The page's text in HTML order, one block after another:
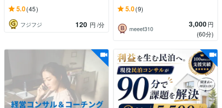
5.0(45)
フジフジ 120 円 /分
5.0(9)
meeet310 3,000円
(60分)